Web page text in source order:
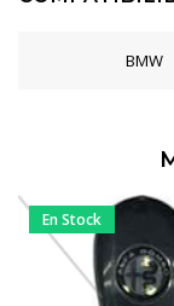
BMW
En Stock